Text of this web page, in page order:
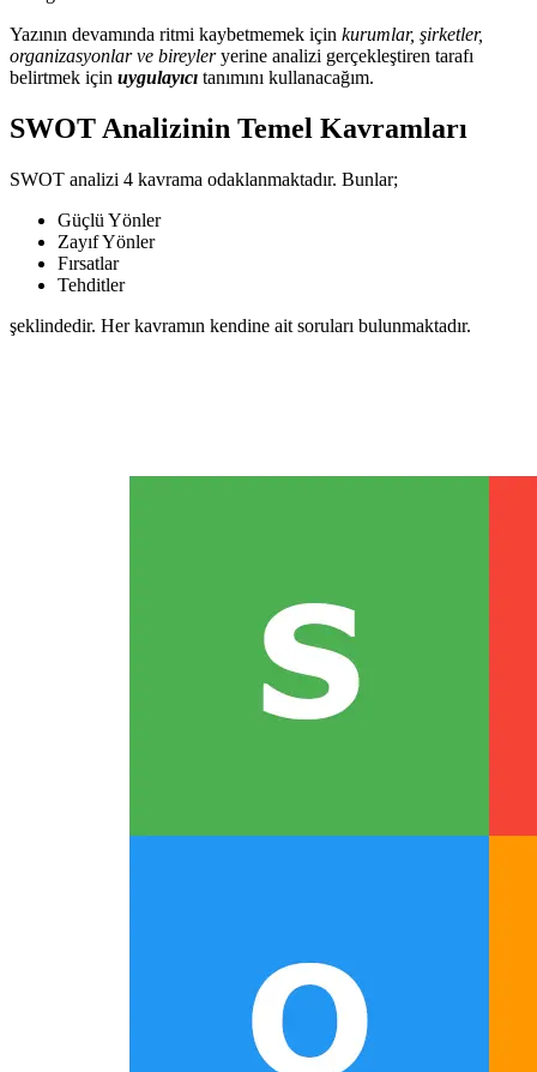
Yazının devamında ritmi kaybetmemek için kurumlar, şirketler,
organizasyonlar ve bireyleryerine analizi gerçekleştiren tarafı
belirtmek için uygulayıcı tanımını kullanacağım.
SWOT Analizinin Temel Kavramları
SWOT analizi 4 kavrama odaklanmaktadır. Bunlar;
Güçlü Yönler
Zayıf Yönler
Fırsatlar
Tehditler
şeklindedir. Her kavramın kendine ait soruları bulunmaktadır.